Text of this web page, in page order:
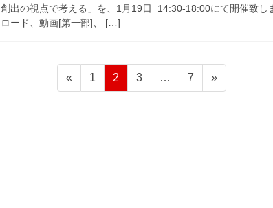
創出の視点で考える」を、1月19日 14:30-18:00にて開催致し
ロード、動画[第一部]、 […]
«
固
定
1
固
定
2
固
定
3 …
固
定
7 »